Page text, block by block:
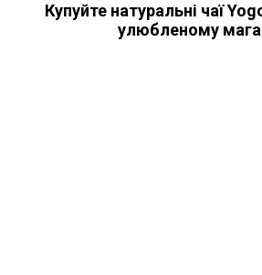
Купуйте натуральні чаї
улюбленому